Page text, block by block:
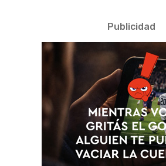
Publicidad